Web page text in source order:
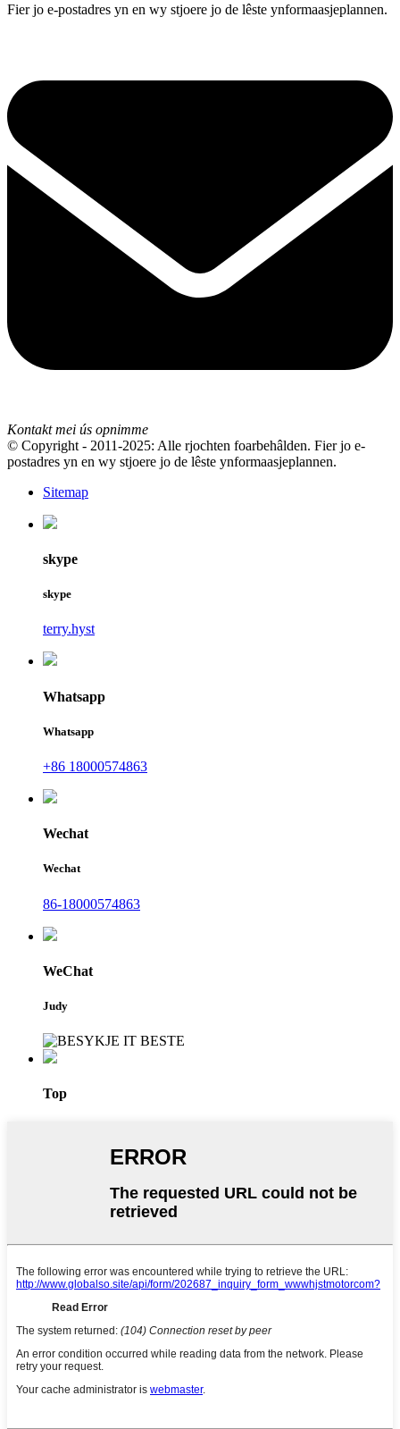
Fier jo e-postadres yn en wy stjoere jo de lêste ynformaasjeplannen.
Kontakt mei ús opnimme
© Copyright - 2011-2025: Alle rjochten foarbehâlden. Fier jo e-
postadres yn en wy stjoere jo de lêste ynformaasjeplannen.
Sitemap
skype
skype
terry.hyst
Whatsapp
Whatsapp
+86 18000574863
Wechat
Wechat
86-18000574863
WeChat
Judy
Top